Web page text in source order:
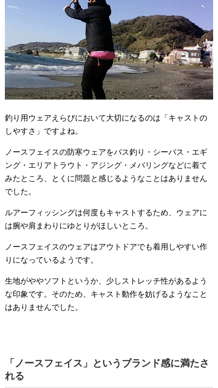
釣り用ウェアえらびにおいて大切になるのは「キャストの
しやすさ」ですよね。
ノースフェイスの防寒ウェアをバス釣り・シーバス・エギ
ング・エリアトラウト・アジング・メバリングなどに着て
みたところ、とくに問題と感じるようなことはありません
でした。
ルアーフィッシングは何度もキャストするため、ウェアに
は腕や肩まわりにゆとりがほしいところ。
ノースフェイスのウェアはアウトドアでも着用しやすい作
りになっているようです。
生地がややソフトというか、少しストレッチ性があるよう
な印象です。そのため、キャスト動作を妨げるようなこと
はありませんでした。
「ノースフェイス」というブランド感に満たさ
れる